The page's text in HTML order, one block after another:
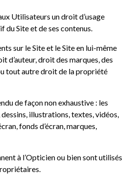
Utilisateurs un droit d’usage
du Site et de ses contenus.
sur le Site et le Site en lui-même
d’auteur, droit des marques, des
tout autre droit de la propriété
de façon non exhaustive : les
illustrations, textes, vidéos,
fonds d’écran, marques,
à l’Opticien ou bien sont utilisés